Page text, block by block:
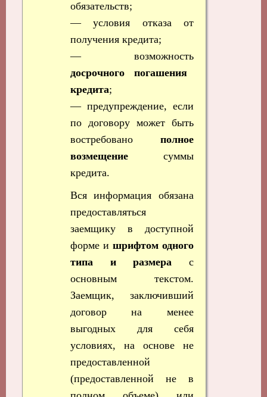
обязательств;
— условия отказа от
получения кредита;
— возможность
досрочного погашения
кредита;
— предупреждение, если
по договору может быть
востребовано полное
возмещение суммы
кредита.
Вся информация обязана
предоставляться
заемщику в доступной
форме и шрифтом одного
типа и размера с
основным текстом.
Заемщик, заключивший
договор на менее
выгодных для себя
условиях, на основе не
предоставленной
(предоставленной не в